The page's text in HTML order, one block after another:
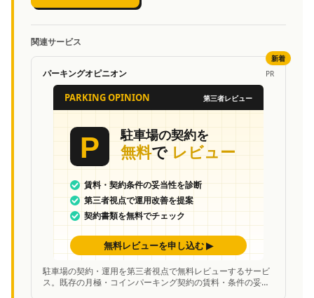
関連サービス
パーキングオピニオン PR
駐車場の契約・運用を第三者視点で無料レビューするサービ
ス。既存の月極・コインパーキング契約の賃料・条件の妥当
新着